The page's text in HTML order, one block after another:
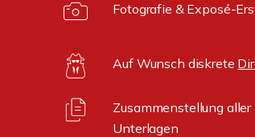
Fotografie & Exposé-
Auf Wunsch diskrete
Zusammenstellung
Unterlagen